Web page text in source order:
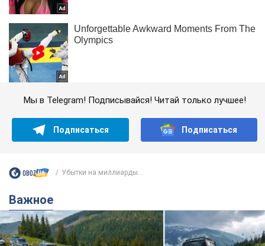
Мы в Telegram! Подписывайся! Читай только лучшее!
Подписаться Подписаться
Убытки на миллиарды...
Важное